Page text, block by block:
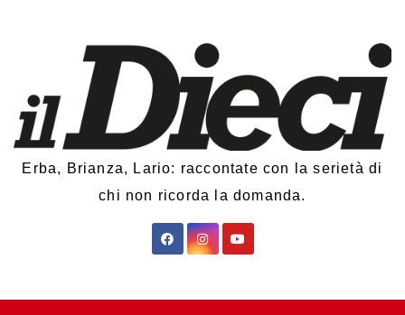
Erba, Brianza, Lario: raccontate con la serietà di
chi non ricorda la domanda.